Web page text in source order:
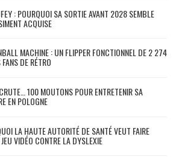
: POURQUOI SA SORTIE AVANT 2028 SEMBLE
ACQUISE
MACHINE : UN FLIPPER FONCTIONNEL DE 2 274
DE RÉTRO
100 MOUTONS POUR ENTRETENIR SA
EN POLOGNE
LA HAUTE AUTORITÉ DE SANTÉ VEUT FAIRE
VIDÉO CONTRE LA DYSLEXIE